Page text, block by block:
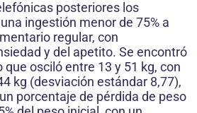
posteriores los
ingestión menor de 75% a
regular, con
y del apetito. Se encontró
que osciló entre 13 y 51 kg, con
kg (desviación estándar 8,77),
porcentaje de pérdida de peso